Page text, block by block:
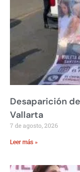
Desaparición
Vallarta
7 de agosto, 2026
Leer más »